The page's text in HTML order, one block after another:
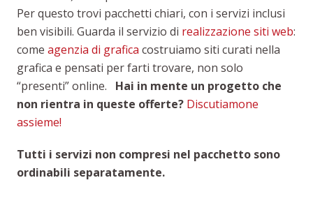
Per questo trovi pacchetti chiari, con i servizi inclusi
ben visibili. Guarda il servizio di realizzazione siti web:
come agenzia di grafica costruiamo siti curati nella
grafica e pensati per farti trovare, non solo
“presenti” online. Hai in mente un progetto che
non rientra in queste offerte? Discutiamone
assieme!
Tutti i servizi non compresi nel pacchetto sono
ordinabili separatamente.